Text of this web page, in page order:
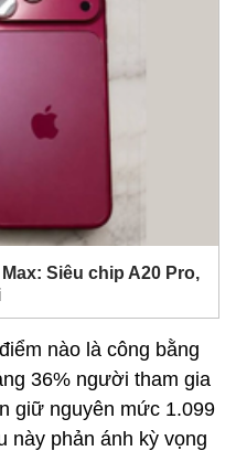
Siêu chip A20 Pro,
nào là công bằng
36% người tham gia
giữ nguyên mức 1.099
này phản ánh kỳ vọng